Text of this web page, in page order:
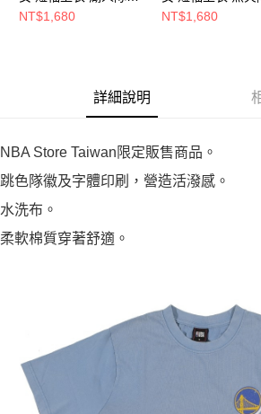
NBAPLWS_LAL
NT$1,680
NBAPLWS_MIA
NT$1,680
詳細說明
NBA Store Taiwan限定販售商品。
跳色隊徽及字體印刷，營造活潑感。
水洗布。
柔軟棉質穿著舒適。